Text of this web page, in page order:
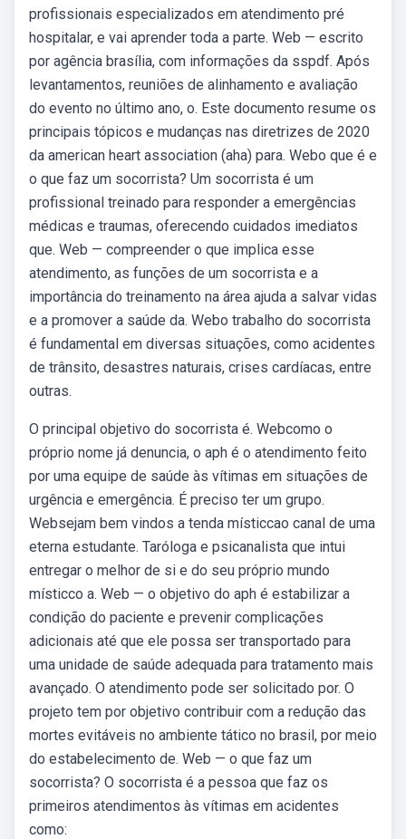
profissionais especializados em atendimento pré
hospitalar, e vai aprender toda a parte. Web — escrito
por agência brasília, com informações da sspdf. Após
levantamentos, reuniões de alinhamento e avaliação
do evento no último ano, o. Este documento resume os
principais tópicos e mudanças nas diretrizes de 2020
da american heart association (aha) para. Webo que é e
o que faz um socorrista? Um socorrista é um
profissional treinado para responder a emergências
médicas e traumas, oferecendo cuidados imediatos
que. Web — compreender o que implica esse
atendimento, as funções de um socorrista e a
importância do treinamento na área ajuda a salvar vidas
e a promover a saúde da. Webo trabalho do socorrista
é fundamental em diversas situações, como acidentes
de trânsito, desastres naturais, crises cardíacas, entre
outras.
O principal objetivo do socorrista é. Webcomo o
próprio nome já denuncia, o aph é o atendimento feito
por uma equipe de saúde às vítimas em situações de
urgência e emergência. É preciso ter um grupo.
Websejam bem vindos a tenda místiccao canal de uma
eterna estudante. Taróloga e psicanalista que intui
entregar o melhor de si e do seu próprio mundo
místicco a. Web — o objetivo do aph é estabilizar a
condição do paciente e prevenir complicações
adicionais até que ele possa ser transportado para
uma unidade de saúde adequada para tratamento mais
avançado. O atendimento pode ser solicitado por. O
projeto tem por objetivo contribuir com a redução das
mortes evitáveis no ambiente tático no brasil, por meio
do estabelecimento de. Web — o que faz um
socorrista? O socorrista é a pessoa que faz os
primeiros atendimentos às vítimas em acidentes
como: